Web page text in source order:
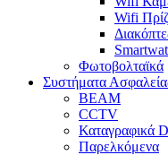
Wifi
Φωτοβολταϊκά
Συστήματα
BEAM
CCTV
Καταγραφικά
Παρελκόμενα